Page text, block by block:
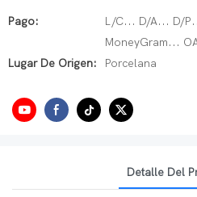
Pago:
L/C... D/A... D/
MoneyGram...
Lugar De Origen:
Porcelana
Detalle Del